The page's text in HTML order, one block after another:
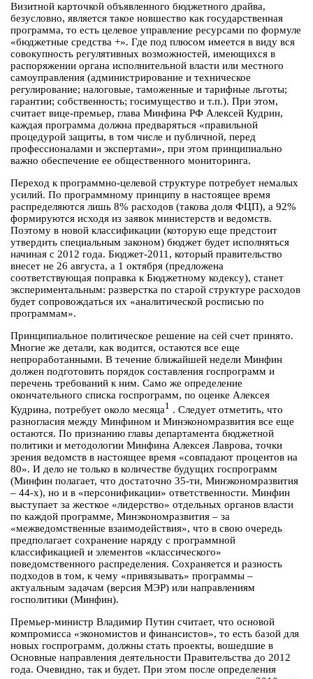
Визитной карточкой объявленного бюджетного драйва,
безусловно, является такое новшество как государственная
программа, то есть целевое управление ресурсами по формуле
«бюджетные средства +». Где под плюсом имеется в виду вся
совокупность регулятивных возможностей, имеющихся в
распоряжении органа исполнительной власти или местного
самоуправления (администрирование и техническое
регулирование; налоговые, таможенные и тарифные льготы;
гарантии; собственность; госимущество и т.п.). При этом,
считает вице-премьер, глава Минфина РФ Алексей Кудрин,
каждая программа должна предваряться «правильной
процедурой защиты, в том числе и публичной, перед
профессионалами и экспертами», при этом принципиально
важно обеспечение ее общественного мониторинга.
Переход к программно-целевой структуре потребует немалых
усилий. По программному принципу в настоящее время
распределяются лишь 8% расходов (такова доля ФЦП), а 92%
формируются исходя из заявок министерств и ведомств.
Поэтому в новой классификации (которую еще предстоит
утвердить специальным законом) бюджет будет исполняться
начиная с 2012 года. Бюджет-2011, который правительство
внесет не 26 августа, а 1 октября (предложена
соответствующая поправка к Бюджетному кодексу), станет
экспериментальным: разверстка по старой структуре расходов
будет сопровождаться их «аналитической росписью по
программам».
Принципиальное политическое решение на сей счет принято.
Многие же детали, как водится, остаются все еще
непроработанными. В течение ближайшей недели Минфин
должен подготовить порядок составления госпрограмм и
перечень требований к ним. Само же определение
окончательного списка госпрограмм, по оценке Алексея
Кудрина, потребует около месяца1 . Следует отметить, что
разногласия между Минфином и Минэкономразвития все еще
остаются. По признанию главы департамента бюджетной
политики и методологии Минфина Алексея Лаврова, точки
зрения ведомств в настоящее время «совпадают процентов на
80». И дело не только в количестве будущих госпрограмм
(Минфин полагает, что достаточно 35-ти, Минэкономразвития
– 44-х), но и в «персонификации» ответственности. Минфин
выступает за жесткое «лидерство» отдельных органов власти
по каждой программе, Минэкономразвития – за
«межведомственные взаимодействия», что в свою очередь
предполагает сохранение наряду с программной
классификацией и элементов «классического»
поведомственного распределения. Сохраняется и разность
подходов в том, к чему «привязывать» программы –
актуальным задачам (версия МЭР) или направлениям
госполитики (Минфин).
Премьер-министр Владимир Путин считает, что основой
компромисса «экономистов и финансистов», то есть базой для
новых госпрограмм, должны стать проекты, вошедшие в
Основные направления деятельности Правительства до 2012
года. Очевидно, так и будет. При этом после определения